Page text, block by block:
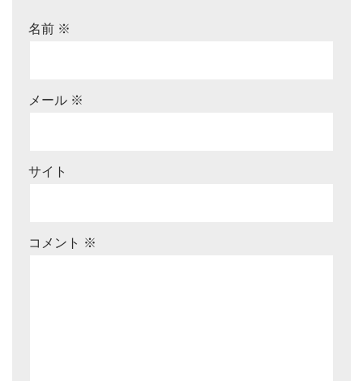
名前 ※
メール ※
サイト
コメント ※